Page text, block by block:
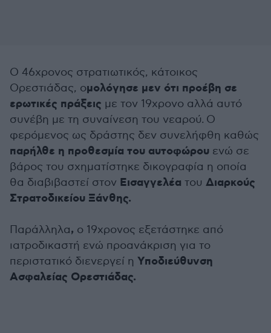
Ο 46χρονος στρατιωτικός, κάτοικος
Ορεστιάδας, ομολόγησε μεν ότι προέβη σε
ερωτικές πράξεις με τον 19χρονο αλλά αυτό
συνέβη με τη συναίνεση του νεαρού. Ο
φερόμενος ως δράστης δεν συνελήφθη καθώς
παρήλθε η προθεσμία του αυτοφώρου ενώ σε
βάρος του σχηματίστηκε δικογραφία η οποία
θα διαβιβαστεί στον Εισαγγελέα του Διαρκούς
Στρατοδικείου Ξάνθης.
Παράλληλα, ο 19χρονος εξετάστηκε από
ιατροδικαστή ενώ προανάκριση για το
περιστατικό διενεργεί η Υποδιεύθυνση
Ασφαλείας Ορεστιάδας.